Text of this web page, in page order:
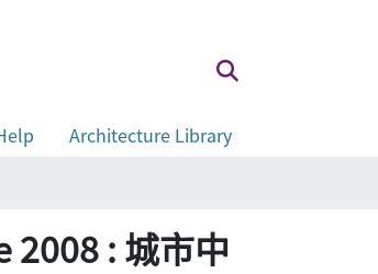
Architecture Library
: 城市中